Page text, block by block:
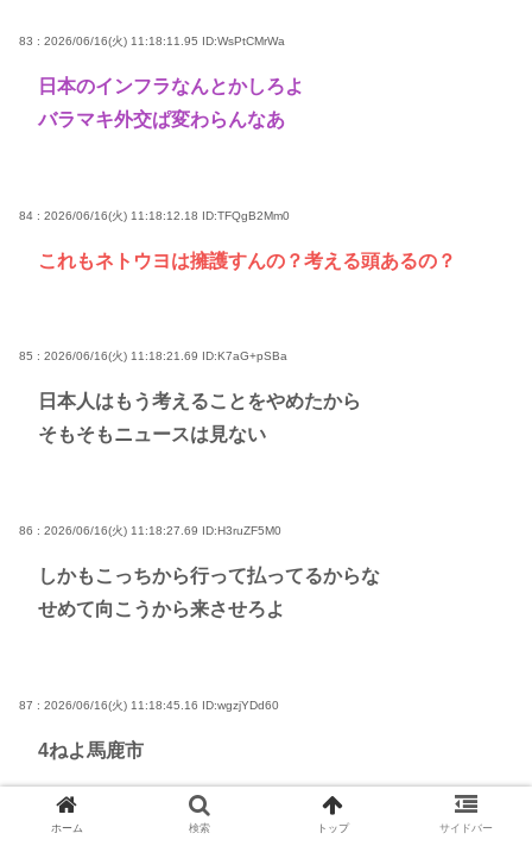
83 : 2026/06/16(火) 11:18:11.95 ID:WsPtCMrWa
日本のインフラなんとかしろよ
バラマキ外交ぱ変わらんなあ
84 : 2026/06/16(火) 11:18:12.18 ID:TFQgB2Mm0
これもネトウヨは擁護すんの？考える頭あるの？
85 : 2026/06/16(火) 11:18:21.69 ID:K7aG+pSBa
日本人はもう考えることをやめたから
そもそもニュースは見ない
86 : 2026/06/16(火) 11:18:27.69 ID:H3ruZF5M0
しかもこっちから行って払ってるからな
せめて向こうから来させろよ
87 : 2026/06/16(火) 11:18:45.16 ID:wgzjYDd60
4ねよ馬鹿市
ホーム 検索 トップ サイドバー